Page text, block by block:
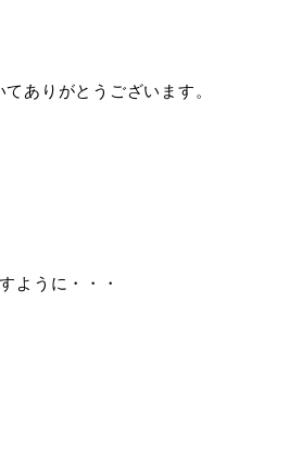
ありがとうございます。
ように・・・